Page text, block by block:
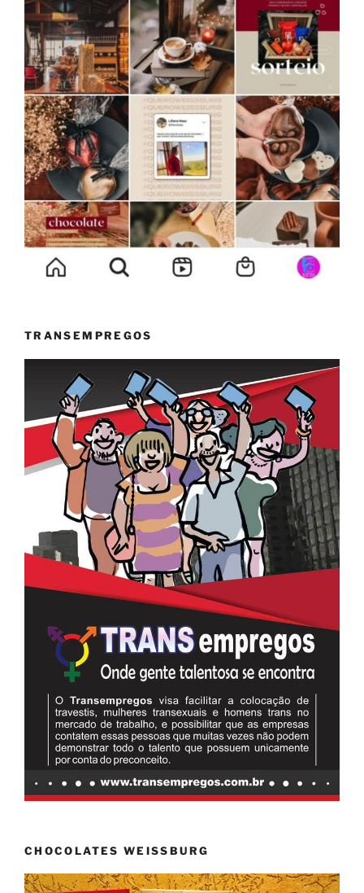
TRANSEMPREGOS
CHOCOLATES WEISSBURG